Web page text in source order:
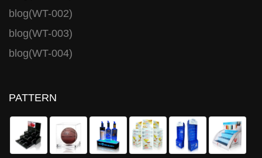
blog(WT-002)
blog(WT-003)
blog(WT-004)
PATTERN